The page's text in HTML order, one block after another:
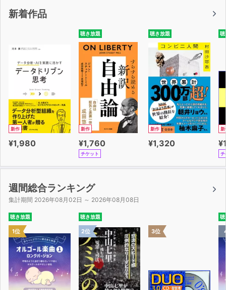
新着作品
新作
¥1,980
聴き放題
新作
¥1,760
チケット
聴き放題
新作
¥1,320
聴
新
チ
週間総合ランキング
集計期間 2026年08月02日 ～ 2026年08月08日
聴き放題
1位
聴き放題
2位 3位
聴